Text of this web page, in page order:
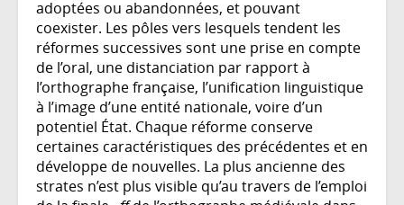
adoptées ou abandonnées, et pouvant
coexister. Les pôles vers lesquels tendent les
réformes successives sont une prise en compte
de l’oral, une distanciation par rapport à
l’orthographe française, l’unification linguistique
à l’image d’une entité nationale, voire d’un
potentiel État. Chaque réforme conserve
certaines caractéristiques des précédentes et en
développe de nouvelles. La plus ancienne des
strates n’est plus visible qu’au travers de l’emploi